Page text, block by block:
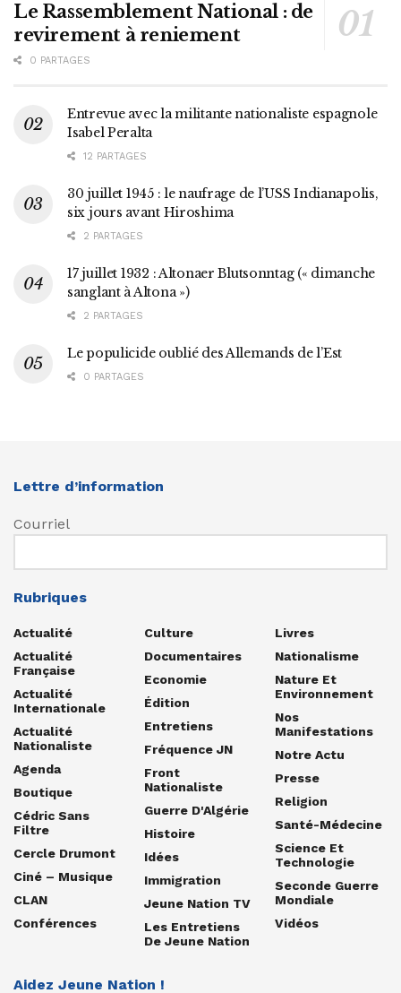
Le Rassemblement National : de
revirement à reniement
0 PARTAGES
Entrevue avec la militante nationaliste espagnole
Isabel Peralta
12 PARTAGES
30 juillet 1945 : le naufrage de l’USS Indianapolis,
six jours avant Hiroshima
2 PARTAGES
17 juillet 1932 : Altonaer Blutsonntag (« dimanche
sanglant à Altona »)
2 PARTAGES
Le populicide oublié des Allemands de l’Est
0 PARTAGES
Lettre d’information
Courriel
Rubriques
Actualité
Actualité
Française
Actualité
Internationale
Actualité
Nationaliste
Agenda
Boutique
Cédric Sans
Filtre
Cercle Drumont
Ciné – Musique
CLAN
Conférences
Culture
Documentaires
Economie
Édition
Entretiens
Fréquence JN
Front
Nationaliste
Guerre D'Algérie
Histoire
Idées
Immigration
Jeune Nation TV
Les Entretiens
De Jeune Nation
Livres
Nationalisme
Nature Et
Environnement
Nos
Manifestations
Notre Actu
Presse
Religion
Santé-Médecine
Science Et
Technologie
Seconde Guerre
Mondiale
Vidéos
Aidez Jeune Nation !